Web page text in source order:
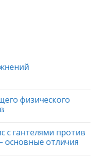
физического
с гантелями против
основные отличия